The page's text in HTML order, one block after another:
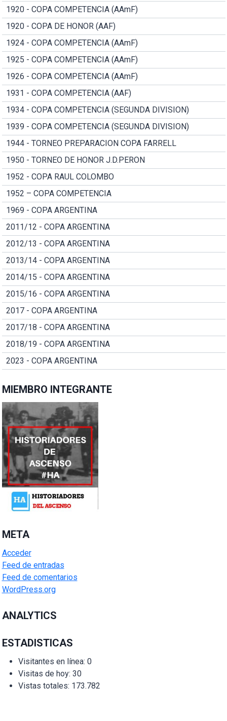
1920 - COPA COMPETENCIA (AAmF)
1920 - COPA DE HONOR (AAF)
1924 - COPA COMPETENCIA (AAmF)
1925 - COPA COMPETENCIA (AAmF)
1926 - COPA COMPETENCIA (AAmF)
1931 - COPA COMPETENCIA (AAF)
1934 - COPA COMPETENCIA (SEGUNDA DIVISION)
1939 - COPA COMPETENCIA (SEGUNDA DIVISION)
1944 - TORNEO PREPARACION COPA FARRELL
1950 - TORNEO DE HONOR J.D.PERON
1952 - COPA RAUL COLOMBO
1952 – COPA COMPETENCIA
1969 - COPA ARGENTINA
2011/12 - COPA ARGENTINA
2012/13 - COPA ARGENTINA
2013/14 - COPA ARGENTINA
2014/15 - COPA ARGENTINA
2015/16 - COPA ARGENTINA
2017 - COPA ARGENTINA
2017/18 - COPA ARGENTINA
2018/19 - COPA ARGENTINA
2023 - COPA ARGENTINA
MIEMBRO INTEGRANTE
META
Acceder
Feed de entradas
Feed de comentarios
WordPress.org
ANALYTICS
ESTADISTICAS
Visitantes en línea: 0
Visitas de hoy: 30
Vistas totales: 173.782